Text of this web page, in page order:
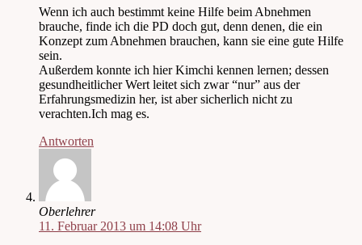
Wenn ich auch bestimmt keine Hilfe beim Abnehmen
brauche, finde ich die PD doch gut, denn denen, die ein
Konzept zum Abnehmen brauchen, kann sie eine gute Hilfe
sein.
Außerdem konnte ich hier Kimchi kennen lernen; dessen
gesundheitlicher Wert leitet sich zwar “nur” aus der
Erfahrungsmedizin her, ist aber sicherlich nicht zu
verachten.Ich mag es.
Antworten
Oberlehrer
11. Februar 2013 um 14:08 Uhr